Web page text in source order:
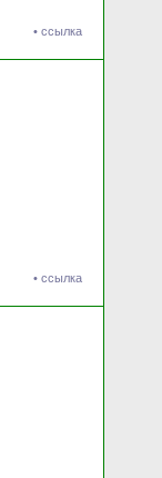
• ссылка
• ссылка